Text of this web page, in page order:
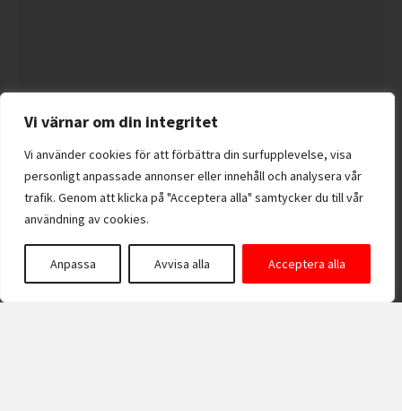
Vi värnar om din integritet
Vi använder cookies för att förbättra din surfupplevelse, visa
personligt anpassade annonser eller innehåll och analysera vår
trafik. Genom att klicka på "Acceptera alla" samtycker du till vår
användning av cookies.
Anpassa Avvisa alla Acceptera alla
Förvaringsskåp för brandfilt för utomhusbruk